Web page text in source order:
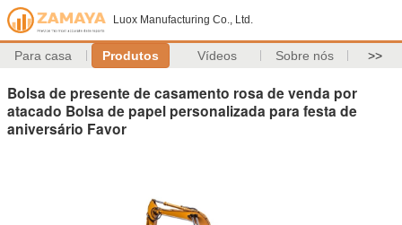
Luox Manufacturing Co., Ltd.
Para casa Produtos Vídeos Sobre nós >>
Bolsa de presente de casamento rosa de venda por
atacado Bolsa de papel personalizada para festa de
aniversário Favor